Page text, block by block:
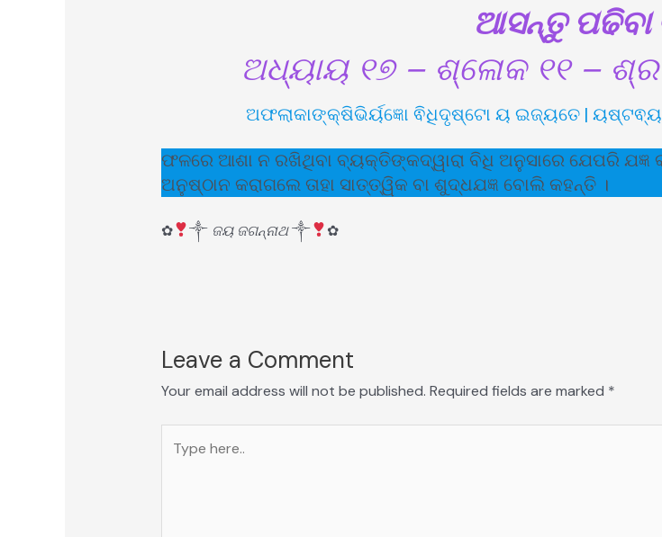
ଆସନ୍ତୁ ପଢିବା
ଅଧ୍ୟାୟ ୧୭ – ଶ୍ଳୋକ ୧୧ –
ଅଫଲାକାଙ୍କ୍ଷିଭିର୍ୟଜ୍ଞୋ ଵିଧିଦୃଷ୍ଟୋ ୟ ଇଜ୍ୟତେ |
ଫଳରେ ଆଶା ନ ରଖିଥିବା ବ୍ୟକ୍ତିଙ୍କଦ୍ୱାରା ବିଧି ଅନୁସାରେ ଯେପରି
ଅନୁଷ୍ଠାନ କରାଗଲେ ତାହା ସାତ୍ତ୍ୱିକ ବା ଶୁଦ୍ଧଯଜ୍ଞ ବୋଲି କହନ୍ତି ।
✿ ༒ ଜୟ ଜଗନ୍ନାଥ༒ ✿
Leave a Comment
Your email address will not be published. Required fields are marked *
here..